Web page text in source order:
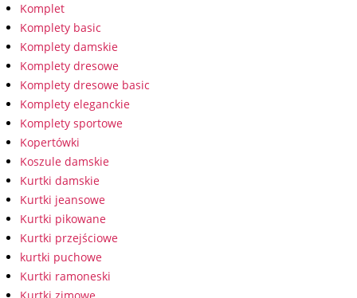
Komplet
Komplety basic
Komplety damskie
Komplety dresowe
Komplety dresowe basic
Komplety eleganckie
Komplety sportowe
Kopertówki
Koszule damskie
Kurtki damskie
Kurtki jeansowe
Kurtki pikowane
Kurtki przejściowe
kurtki puchowe
Kurtki ramoneski